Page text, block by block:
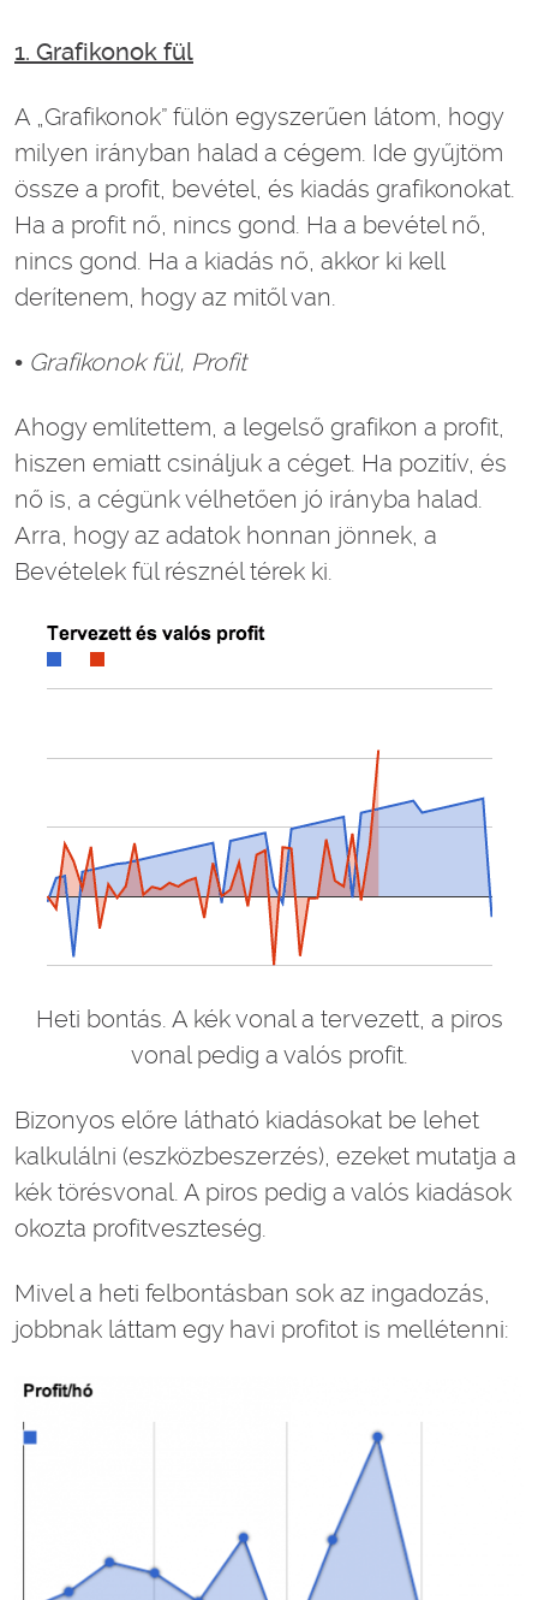
1. Grafikonok fül
A „Grafikonok” fülön egyszerűen látom, hogy
milyen irányban halad a cégem. Ide gyűjtöm
össze a profit, bevétel, és kiadás grafikonokat.
Ha a profit nő, nincs gond. Ha a bevétel nő,
nincs gond. Ha a kiadás nő, akkor ki kell
derítenem, hogy az mitől van.
• Grafikonok fül, Profit
Ahogy említettem, a legelső grafikon a profit,
hiszen emiatt csináljuk a céget. Ha pozitív, és
nő is, a cégünk vélhetően jó irányba halad.
Arra, hogy az adatok honnan jönnek, a
Bevételek fül résznél térek ki.
Heti bontás. A kék vonal a tervezett, a piros
vonal pedig a valós profit.
Bizonyos előre látható kiadásokat be lehet
kalkulálni (eszközbeszerzés), ezeket mutatja a
kék törésvonal. A piros pedig a valós kiadások
okozta profitveszteség.
Mivel a heti felbontásban sok az ingadozás,
jobbnak láttam egy havi profitot is mellétenni: